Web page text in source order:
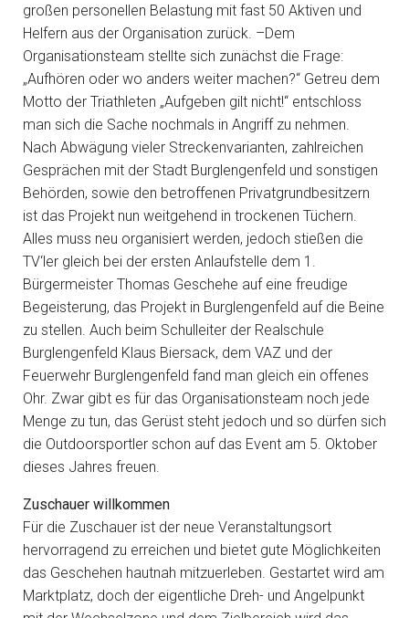
großen personellen Belastung mit fast 50 Aktiven und
Helfern aus der Organisation zurück. –Dem
Organisationsteam stellte sich zunächst die Frage:
„Aufhören oder wo anders weiter machen?“ Getreu dem
Motto der Triathleten „Aufgeben gilt nicht!“ entschloss
man sich die Sache nochmals in Angriff zu nehmen.
Nach Abwägung vieler Streckenvarianten, zahlreichen
Gesprächen mit der Stadt Burglengenfeld und sonstigen
Behörden, sowie den betroffenen Privatgrundbesitzern
ist das Projekt nun weitgehend in trockenen Tüchern.
Alles muss neu organisiert werden, jedoch stießen die
TV‘ler gleich bei der ersten Anlaufstelle dem 1.
Bürgermeister Thomas Geschehe auf eine freudige
Begeisterung, das Projekt in Burglengenfeld auf die Beine
zu stellen. Auch beim Schulleiter der Realschule
Burglengenfeld Klaus Biersack, dem VAZ und der
Feuerwehr Burglengenfeld fand man gleich ein offenes
Ohr. Zwar gibt es für das Organisationsteam noch jede
Menge zu tun, das Gerüst steht jedoch und so dürfen sich
die Outdoorsportler schon auf das Event am 5. Oktober
dieses Jahres freuen.
Zuschauer willkommen
Für die Zuschauer ist der neue Veranstaltungsort
hervorragend zu erreichen und bietet gute Möglichkeiten
das Geschehen hautnah mitzuerleben. Gestartet wird am
Marktplatz, doch der eigentliche Dreh- und Angelpunkt